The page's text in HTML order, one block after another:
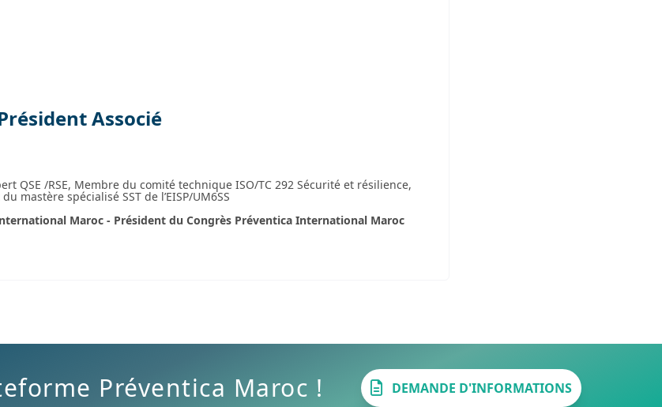
Associé
QSE /RSE, Membre du comité technique ISO/TC 292 Sécurité et résilience,
mastère spécialisé SST de l’EISP/UM6SS
Maroc - Président du Congrès Préventica International Maroc
Préventica Maroc ! DEMANDE D'INFORMATIONS